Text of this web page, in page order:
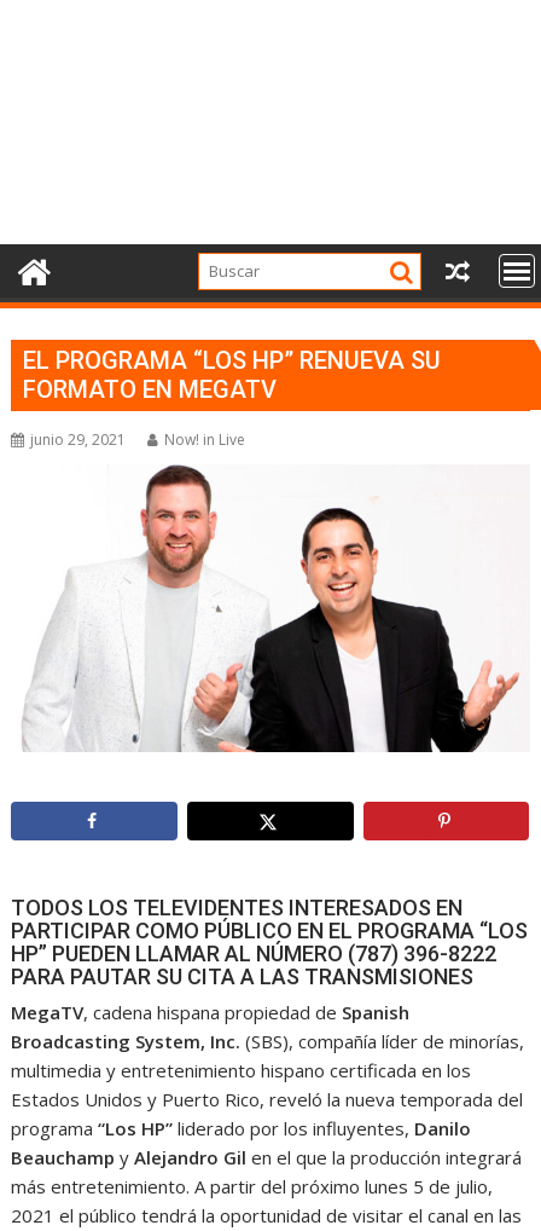
EL PROGRAMA “LOS HP” RENUEVA SU
FORMATO EN MEGATV
junio 29, 2021 Now! in Live
TODOS LOS TELEVIDENTES INTERESADOS EN
PARTICIPAR COMO PÚBLICO EN EL PROGRAMA “LOS
HP” PUEDEN LLAMAR AL NÚMERO (787) 396-8222
PARA PAUTAR SU CITA A LAS TRANSMISIONES
MegaTV, cadena hispana propiedad de Spanish
Broadcasting System, Inc. (SBS), compañía líder de minorías,
multimedia y entretenimiento hispano certificada en los
Estados Unidos y Puerto Rico, reveló la nueva temporada del
programa“Los HP” liderado por los influyentes, Danilo
Beauchamp yAlejandro Gil en el que la producción integrará
más entretenimiento. A partir del próximo lunes 5 de julio,
2021 el público tendrá la oportunidad de visitar el canal en las